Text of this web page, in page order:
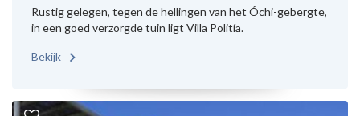
Rustig gelegen, tegen de hellingen van het Óchi-gebergte,
in een goed verzorgde tuin ligt Villa Politía.
Bekijk